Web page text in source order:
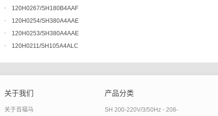
120H0267/SH180B4AAF
120H0254/SH380A4AAE
120H0253/SH380A4AAE
120H0211/SH105A4ALC
关于我们
关于百福马
产品分类
SH 200-220V/3/50Hz - 208-